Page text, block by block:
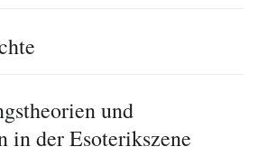
und
in der Esoterikszene